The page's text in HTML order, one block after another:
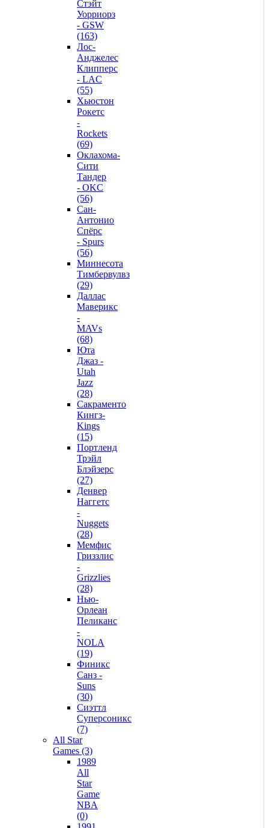
Стэйт
Уорриорз
- GSW
(163)
Лос-
Анджелес
Клипперс
- LAC
(55)
Хьюстон
Рокетс
-
Rockets
(69)
Оклахома-
Сити
Тандер
- OKC
(56)
Сан-
Антонио
Спёрс
- Spurs
(56)
Миннесота
Тимбервулвз
(29)
Даллас
Маверикс
-
MAVs
(68)
Юта
Джаз -
Utah
Jazz
(28)
Сакраменто
Кингз-
Kings
(15)
Портленд
Трэйл
Блэйзерс
(27)
Денвер
Наггетс
-
Nuggets
(28)
Мемфис
Гриззлис
-
Grizzlies
(28)
Нью-
Орлеан
Пеликанс
-
NOLA
(19)
Финикс
Санз -
Suns
(30)
Сиэттл
Суперсоникс
(7)
All Star
Games (3)
1989
All
Star
Game
NBA
(0)